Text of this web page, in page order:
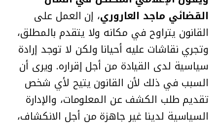
القضائي ماجد العاروري، إن العمل على
القانون يتراوح في مكانه ولا يتقدم بالمطلق،
وتجري نقاشات عليه أحيانا ولكن لا توجد إرادة
سياسية لدى القيادة من أجل إقراره. ويرى أن
السبب في ذلك لأن القانون يتيح لأي شخص
تقديم طلب الكشف عن المعلومات، والإدارة
السياسية لدينا غير جاهزة من أجل الانكشاف،